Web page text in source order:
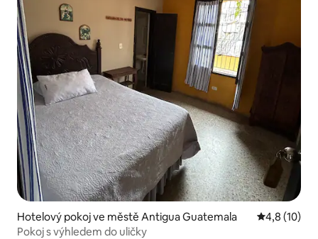
Hotelový pokoj ve městě Antigua Guatemala Průměrné
4,8 (10)
Pokoj s výhledem do uličky